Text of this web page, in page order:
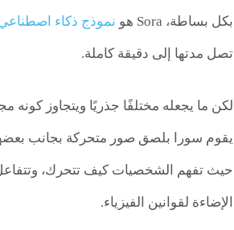
بكل بساطة، Sora هو نموذج ذكاء
تصل مدتها إلى دقيقة كاملة.
لكن ما يجعله مختلفًا جذريًا ويتجاوز كونه
يقوم سورا بلصق صور متحركة بجانب
حيث تفهم الشخصيات كيف تتحرك،
الإضاءة لقوانين الفيزياء.